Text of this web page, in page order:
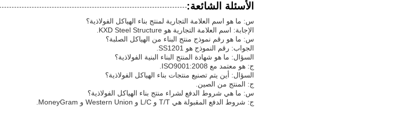
الأسئلة الشائعة:
س: ما هو اسم العلامة التجارية لمنتج بناء الهياكل الفولاذية؟
الإجابة: اسم العلامة التجارية هو KXD Steel Structure.
س: ما هو رقم نموذج منتج البناء من الهياكل الصلبة؟
الجواب: رقم النموذج هو SS1201.
السؤال: ما هو شهادة المنتج البناء البنية الفولاذية؟
ج: هو معتمد مع ISO9001:2008.
السؤال: أين يتم تصنيع منتجات بناء الهياكل الفولاذية؟
ج: المنتج من الصين.
س: ما هي شروط الدفع لشراء منتج بناء الهياكل الفولاذية؟
ج: شروط الدفع المقبولة هي T/T و L/C و Western Union و MoneyGram.